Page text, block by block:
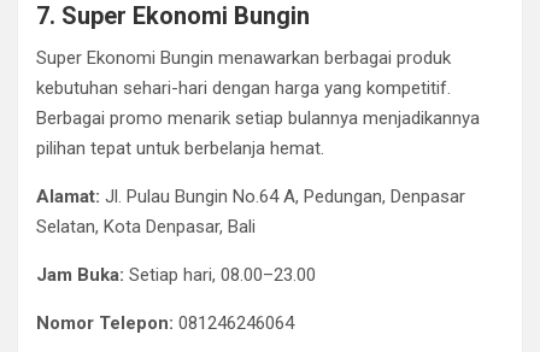
7. Super Ekonomi Bungin
Super Ekonomi Bungin menawarkan berbagai produk
kebutuhan sehari-hari dengan harga yang kompetitif.
Berbagai promo menarik setiap bulannya menjadikannya
pilihan tepat untuk berbelanja hemat.​
Alamat: Jl. Pulau Bungin No.64 A, Pedungan, Denpasar
Selatan, Kota Denpasar, Bali
Jam Buka: Setiap hari, 08.00–23.00​
Nomor Telepon: 081246246064